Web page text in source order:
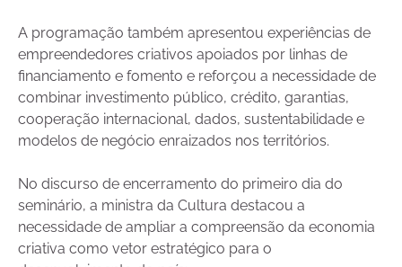
A programação também apresentou experiências de
empreendedores criativos apoiados por linhas de
financiamento e fomento e reforçou a necessidade de
combinar investimento público, crédito, garantias,
cooperação internacional, dados, sustentabilidade e
modelos de negócio enraizados nos territórios.
No discurso de encerramento do primeiro dia do
seminário, a ministra da Cultura destacou a
necessidade de ampliar a compreensão da economia
criativa como vetor estratégico para o